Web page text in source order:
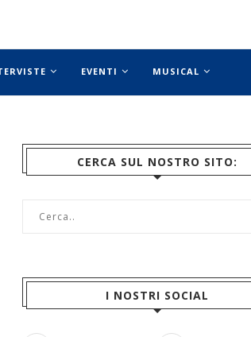
EVENTI MUSICAL
CERCA SUL NOSTRO SITO:
I NOSTRI SOCIAL